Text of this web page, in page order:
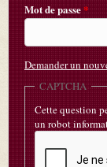
Mot de passe*
Demander un
CAPTCHA
Cette question
un robot